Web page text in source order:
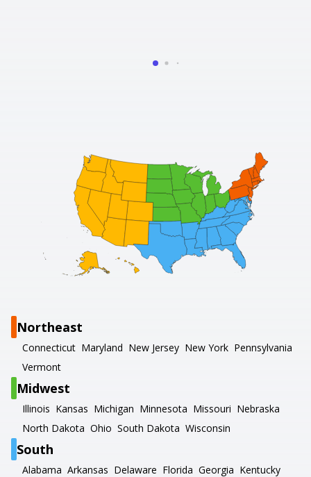
Northeast
Connecticut Maryland New Jersey New York Pennsylvania
Vermont
Midwest
Illinois Kansas Michigan Minnesota Missouri Nebraska
North Dakota Ohio South Dakota Wisconsin
South
Alabama Arkansas Delaware Florida Georgia Kentucky